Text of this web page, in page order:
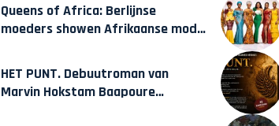
Queens of Africa: Berlijnse
moeders showen Afrikaanse mode
HET PUNT. Debuutroman van
Marvin Hokstam Baapoure